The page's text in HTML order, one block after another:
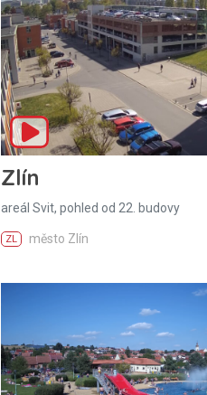
Zlín
areál Svit, pohled od 22. budovy
ZL město Zlín